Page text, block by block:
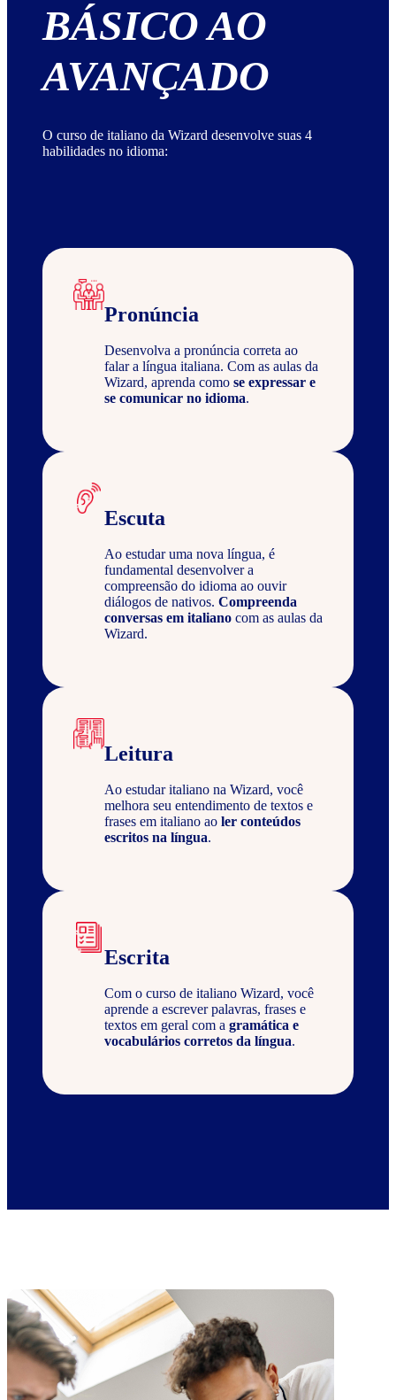
BÁSICO AO
AVANÇADO
O curso de italiano da Wizard desenvolve suas 4
habilidades no idioma:
Pronúncia
Desenvolva a pronúncia correta ao
falar a língua italiana. Com as aulas da
Wizard, aprenda como se expressar e
se comunicar no idioma.
Escuta
Ao estudar uma nova língua, é
fundamental desenvolver a
compreensão do idioma ao ouvir
diálogos de nativos. Compreenda
conversas em italiano com as aulas da
Wizard.
Leitura
Ao estudar italiano na Wizard, você
melhora seu entendimento de textos e
frases em italiano ao ler conteúdos
escritos na língua.
Escrita
Com o curso de italiano Wizard, você
aprende a escrever palavras, frases e
textos em geral com a gramática e
vocabulários corretos da língua.